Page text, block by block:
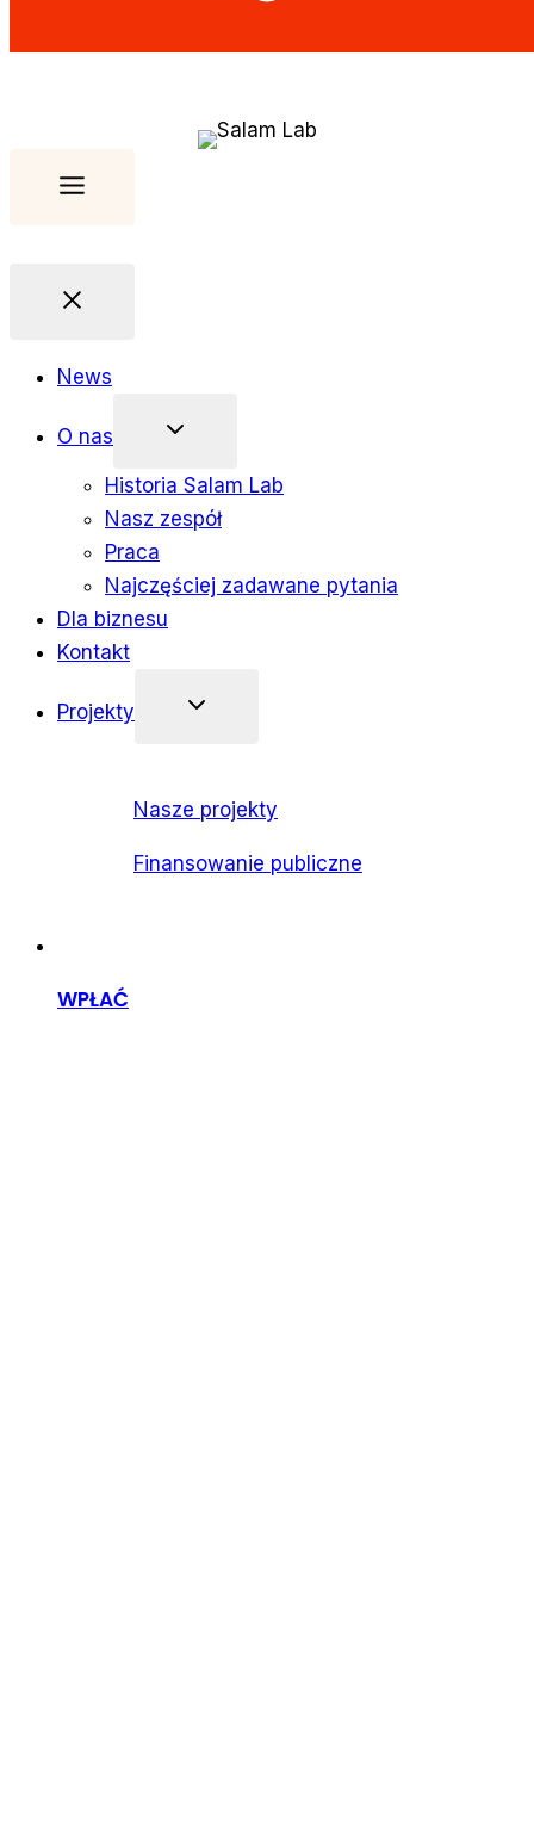
News
O nas
Historia Salam Lab
Nasz zespół
Praca
Najczęściej zadawane pytania
Dla biznesu
Kontakt
Projekty
Nasze projekty
Finansowanie publiczne
WPŁAĆ